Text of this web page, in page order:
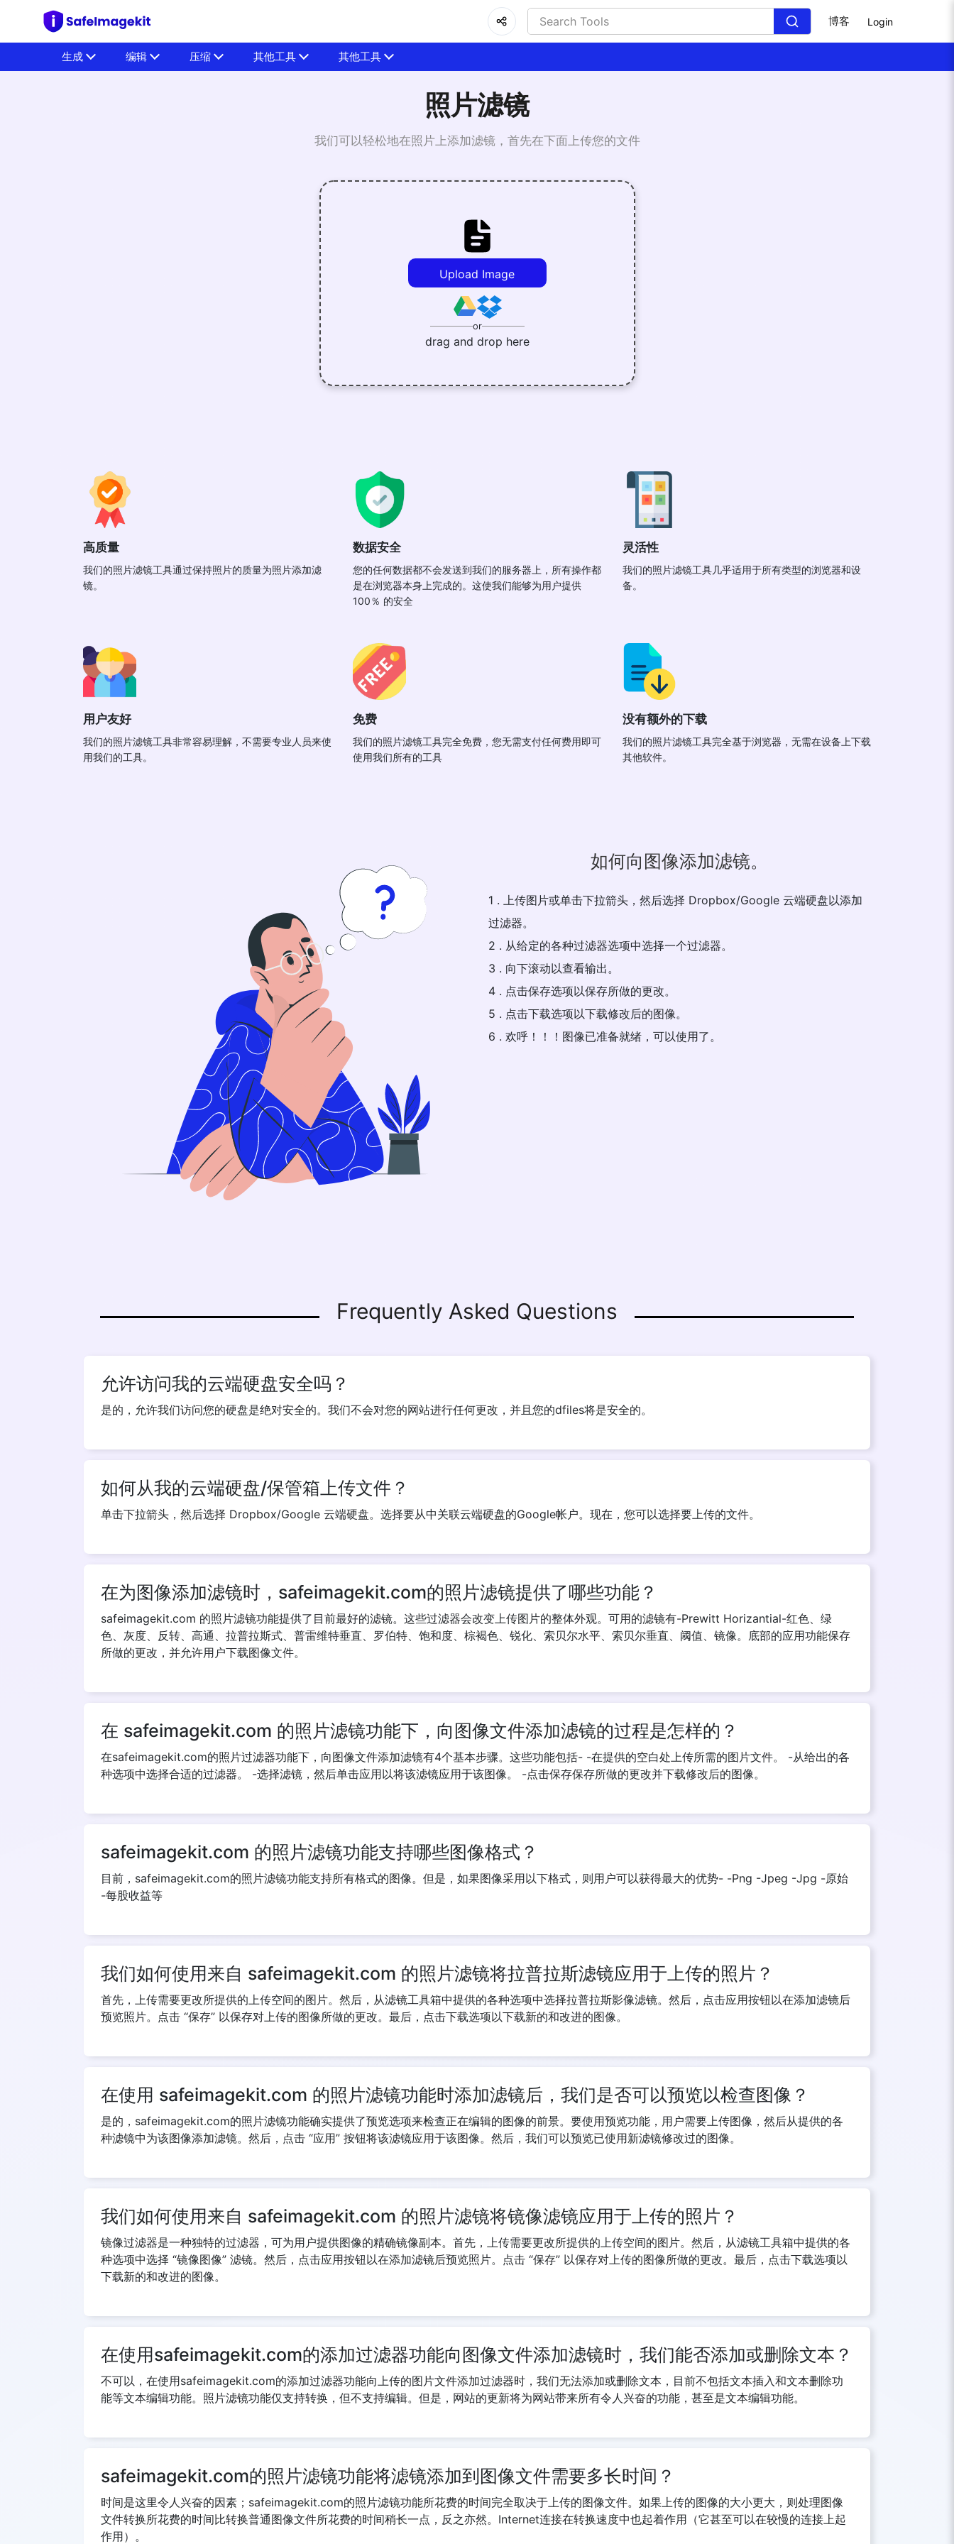
博客 Login
生成 编辑 压缩 其他工具 其他工具
照片滤镜
我们可以轻松地在照片上添加滤镜，首先在下面上传您的文件
Upload Image
or
drag and drop here
高质量
我们的照片滤镜工具通过保持照片的质量为照片添加滤
镜。
数据安全
您的任何数据都不会发送到我们的服务器上，所有操作都
是在浏览器本身上完成的。这使我们能够为用户提供
100％ 的安全
灵活性
我们的照片滤镜工具几乎适用于所有类型的浏览器和设
备。
用户友好
我们的照片滤镜工具非常容易理解，不需要专业人员来使
用我们的工具。
免费
我们的照片滤镜工具完全免费，您无需支付任何费用即可
使用我们所有的工具
没有额外的下载
我们的照片滤镜工具完全基于浏览器，无需在设备上下载
其他软件。
如何向图像添加滤镜。
1 . 上传图片或单击下拉箭头，然后选择 Dropbox/Google 云端硬盘以添加
过滤器。
2 . 从给定的各种过滤器选项中选择一个过滤器。
3 . 向下滚动以查看输出。
4 . 点击保存选项以保存所做的更改。
5 . 点击下载选项以下载修改后的图像。
6 . 欢呼！！！图像已准备就绪，可以使用了。
Frequently Asked Questions
允许访问我的云端硬盘安全吗？
是的，允许我们访问您的硬盘是绝对安全的。我们不会对您的网站进行任何更改，并且您的dfiles将是安全的。
如何从我的云端硬盘/保管箱上传文件？
单击下拉箭头，然后选择 Dropbox/Google 云端硬盘。选择要从中关联云端硬盘的Google帐户。现在，您可以选择要上传的文件。
在为图像添加滤镜时，safeimagekit.com的照片滤镜提供了哪些功能？
safeimagekit.com 的照片滤镜功能提供了目前最好的滤镜。这些过滤器会改变上传图片的整体外观。可用的滤镜有-Prewitt Horizantial-红色、绿
色、灰度、反转、高通、拉普拉斯式、普雷维特垂直、罗伯特、饱和度、棕褐色、锐化、索贝尔水平、索贝尔垂直、阈值、镜像。底部的应用功能保存
所做的更改，并允许用户下载图像文件。
在 safeimagekit.com 的照片滤镜功能下，向图像文件添加滤镜的过程是怎样的？
在safeimagekit.com的照片过滤器功能下，向图像文件添加滤镜有4个基本步骤。这些功能包括- -在提供的空白处上传所需的图片文件。 -从给出的各
种选项中选择合适的过滤器。 -选择滤镜，然后单击应用以将该滤镜应用于该图像。 -点击保存保存所做的更改并下载修改后的图像。
safeimagekit.com 的照片滤镜功能支持哪些图像格式？
目前，safeimagekit.com的照片滤镜功能支持所有格式的图像。但是，如果图像采用以下格式，则用户可以获得最大的优势- -Png -Jpeg -Jpg -原始
-每股收益等
我们如何使用来自 safeimagekit.com 的照片滤镜将拉普拉斯滤镜应用于上传的照片？
首先，上传需要更改所提供的上传空间的图片。然后，从滤镜工具箱中提供的各种选项中选择拉普拉斯影像滤镜。然后，点击应用按钮以在添加滤镜后
预览照片。点击 “保存” 以保存对上传的图像所做的更改。最后，点击下载选项以下载新的和改进的图像。
在使用 safeimagekit.com 的照片滤镜功能时添加滤镜后，我们是否可以预览以检查图像？
是的，safeimagekit.com的照片滤镜功能确实提供了预览选项来检查正在编辑的图像的前景。要使用预览功能，用户需要上传图像，然后从提供的各
种滤镜中为该图像添加滤镜。然后，点击 “应用” 按钮将该滤镜应用于该图像。然后，我们可以预览已使用新滤镜修改过的图像。
我们如何使用来自 safeimagekit.com 的照片滤镜将镜像滤镜应用于上传的照片？
镜像过滤器是一种独特的过滤器，可为用户提供图像的精确镜像副本。首先，上传需要更改所提供的上传空间的图片。然后，从滤镜工具箱中提供的各
种选项中选择 “镜像图像” 滤镜。然后，点击应用按钮以在添加滤镜后预览照片。点击 “保存” 以保存对上传的图像所做的更改。最后，点击下载选项以
下载新的和改进的图像。
在使用safeimagekit.com的添加过滤器功能向图像文件添加滤镜时，我们能否添加或删除文本？
不可以，在使用safeimagekit.com的添加过滤器功能向上传的图片文件添加过滤器时，我们无法添加或删除文本，目前不包括文本插入和文本删除功
能等文本编辑功能。照片滤镜功能仅支持转换，但不支持编辑。但是，网站的更新将为网站带来所有令人兴奋的功能，甚至是文本编辑功能。
safeimagekit.com的照片滤镜功能将滤镜添加到图像文件需要多长时间？
时间是这里令人兴奋的因素；safeimagekit.com的照片滤镜功能所花费的时间完全取决于上传的图像文件。如果上传的图像的大小更大，则处理图像
文件转换所花费的时间比转换普通图像文件所花费的时间稍长一点，反之亦然。Internet连接在转换速度中也起着作用（它甚至可以在较慢的连接上起
作用）。